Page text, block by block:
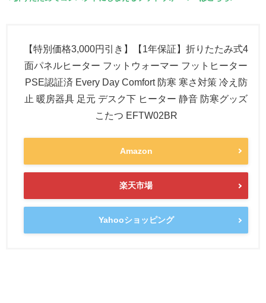
【特別価格3,000円引き】【1年保証】折りたたみ式4
面パネルヒーター フットウォーマー フットヒーター
PSE認証済 Every Day Comfort 防寒 寒さ対策 冷え防
止 暖房器具 足元 デスク下 ヒーター 静音 防寒グッズ
こたつ EFTW02BR
Amazon
楽天市場
Yahooショッピング